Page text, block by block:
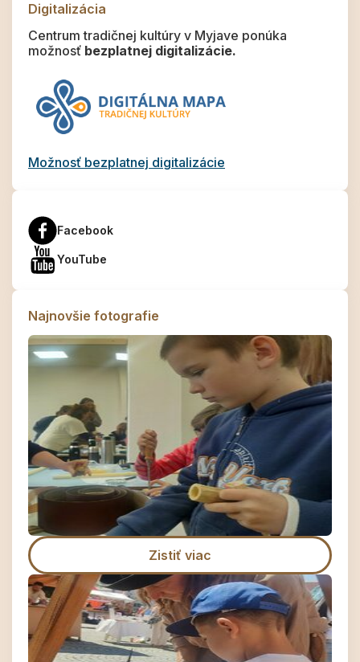
Digitalizácia
Centrum tradičnej kultúry v Myjave ponúka
možnosť bezplatnej digitalizácie.
Možnosť bezplatnej digitalizácie
Facebook
YouTube
Najnovšie fotografie
Zistiť viac